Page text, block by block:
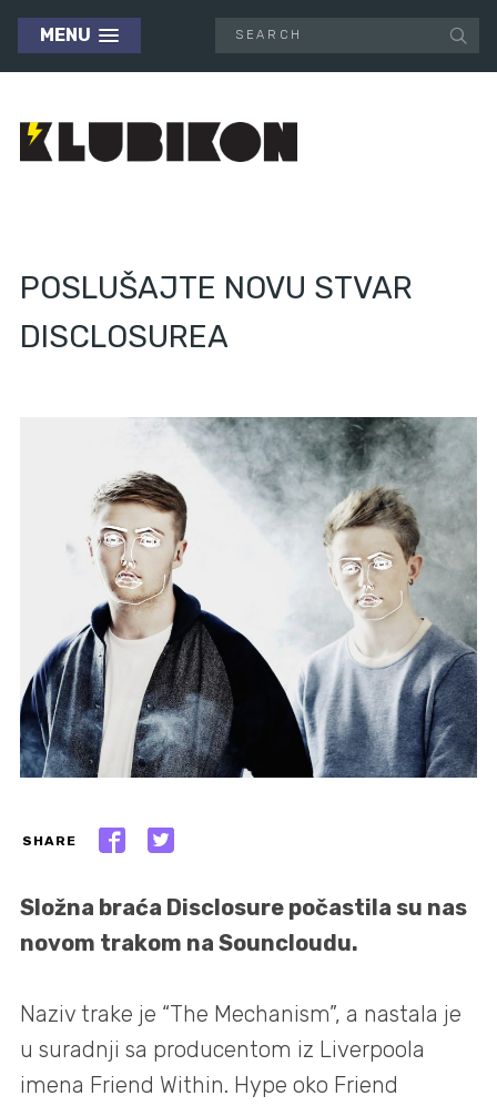
MENU
POSLUŠAJTE NOVU STVAR
DISCLOSUREA
SHARE
Složna braća Disclosure počastila su nas
novom trakom na Souncloudu.
Naziv trake je “The Mechanism”, a nastala je
u suradnji sa producentom iz Liverpoola
imena Friend Within. Hype oko Friend